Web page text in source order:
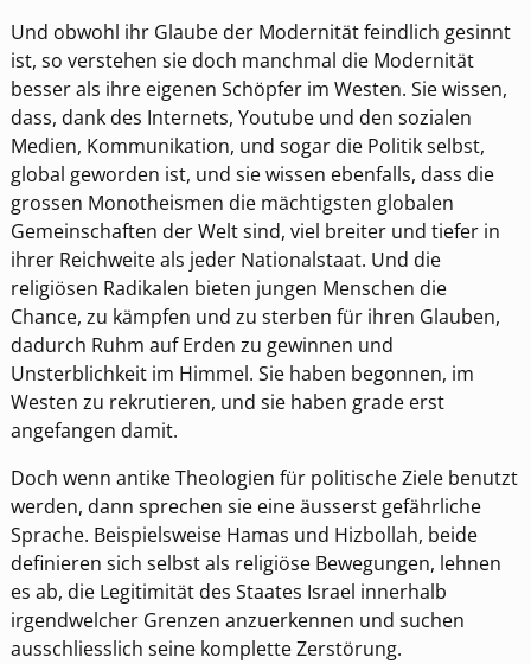
Und obwohl ihr Glaube der Modernität feindlich gesinnt
ist, so verstehen sie doch manchmal die Modernität
besser als ihre eigenen Schöpfer im Westen. Sie wissen,
dass, dank des Internets, Youtube und den sozialen
Medien, Kommunikation, und sogar die Politik selbst,
global geworden ist, und sie wissen ebenfalls, dass die
grossen Monotheismen die mächtigsten globalen
Gemeinschaften der Welt sind, viel breiter und tiefer in
ihrer Reichweite als jeder Nationalstaat. Und die
religiösen Radikalen bieten jungen Menschen die
Chance, zu kämpfen und zu sterben für ihren Glauben,
dadurch Ruhm auf Erden zu gewinnen und
Unsterblichkeit im Himmel. Sie haben begonnen, im
Westen zu rekrutieren, und sie haben grade erst
angefangen damit.
Doch wenn antike Theologien für politische Ziele benutzt
werden, dann sprechen sie eine äusserst gefährliche
Sprache. Beispielsweise Hamas und Hizbollah, beide
definieren sich selbst als religiöse Bewegungen, lehnen
es ab, die Legitimität des Staates Israel innerhalb
irgendwelcher Grenzen anzuerkennen und suchen
ausschliesslich seine komplette Zerstörung.